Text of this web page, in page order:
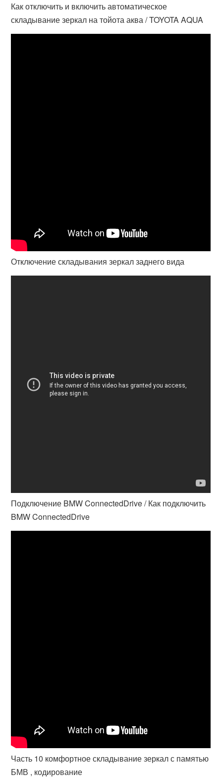
Как отключить и включить автоматическое
складывание зеркал на тойота аква / TOYOTA AQUA
Отключение складывания зеркал заднего вида
Подключение BMW ConnectedDrive / Как подключить
BMW ConnectedDrive
Часть 10 комфортное складывание зеркал с памятью
БМВ , кодирование